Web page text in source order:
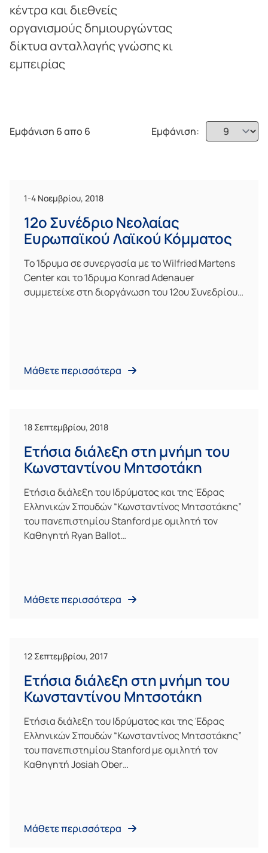
κέντρα και διεθνείς
οργανισμούς δημιουργώντας
δίκτυα ανταλλαγής γνώσης κι
εμπειρίας
Εμφάνιση 6 απο 6 Εμφάνιση:
1-4 Νοεμβρίου, 2018
12ο Συνέδριο Νεολαίας
Ευρωπαϊκού Λαϊκού Κόμματος
Το Ίδρυμα σε συνεργασία με το Wilfried Martens
Center και το Ίδρυμα Konrad Adenauer
συμμετείχε στη διοργάνωση του 12ου Συνεδρίου…
Μάθετε περισσότερα
18 Σεπτεμβρίου, 2018
Ετήσια διάλεξη στη μνήμη του
Κωνσταντίνου Μητσοτάκη
Ετήσια διάλεξη του Ιδρύματος και της Έδρας
Ελληνικών Σπουδών “Κωνσταντίνος Μητσοτάκης”
του πανεπιστημίου Stanford με ομιλητή τον
Καθηγητή Ryan Ballot…
Μάθετε περισσότερα
12 Σεπτεμβρίου, 2017
Ετήσια διάλεξη στη μνήμη του
Κωνσταντίνου Μητσοτάκη
Ετήσια διάλεξη του Ιδρύματος και της Έδρας
Ελληνικών Σπουδών “Κωνσταντίνος Μητσοτάκης”
του πανεπιστημίου Stanford με ομιλητή τον
Καθηγητή Josiah Ober…
Μάθετε περισσότερα